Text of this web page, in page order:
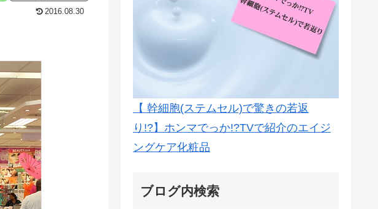
2016.08.30
【 幹細胞(ステムセル)で驚きの若返
り!?】ホンマでっか!?TVで紹介のエイジ
ングケア化粧品
ブログ内検索